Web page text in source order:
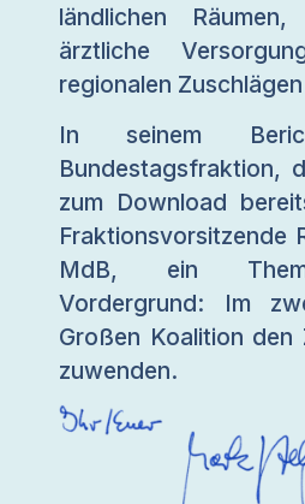
ländlichen
ärztliche
regionalen
In seinem
Bundestagsfraktion,
zum Download
Fraktionsvorsitzende
MdB, ein
Vordergrund: Im
Großen Koalition den
zuwenden.